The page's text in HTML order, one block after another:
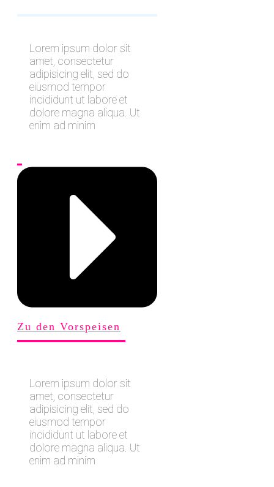
Lorem ipsum dolor sit
amet, consectetur
adipisicing elit, sed do
eiusmod tempor
incididunt ut labore et
dolore magna aliqua. Ut
enim ad minim
Zu den Vorspeisen
Lorem ipsum dolor sit
amet, consectetur
adipisicing elit, sed do
eiusmod tempor
incididunt ut labore et
dolore magna aliqua. Ut
enim ad minim